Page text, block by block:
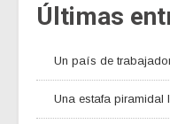
Últimas
Un país de
Una estafa piramidal